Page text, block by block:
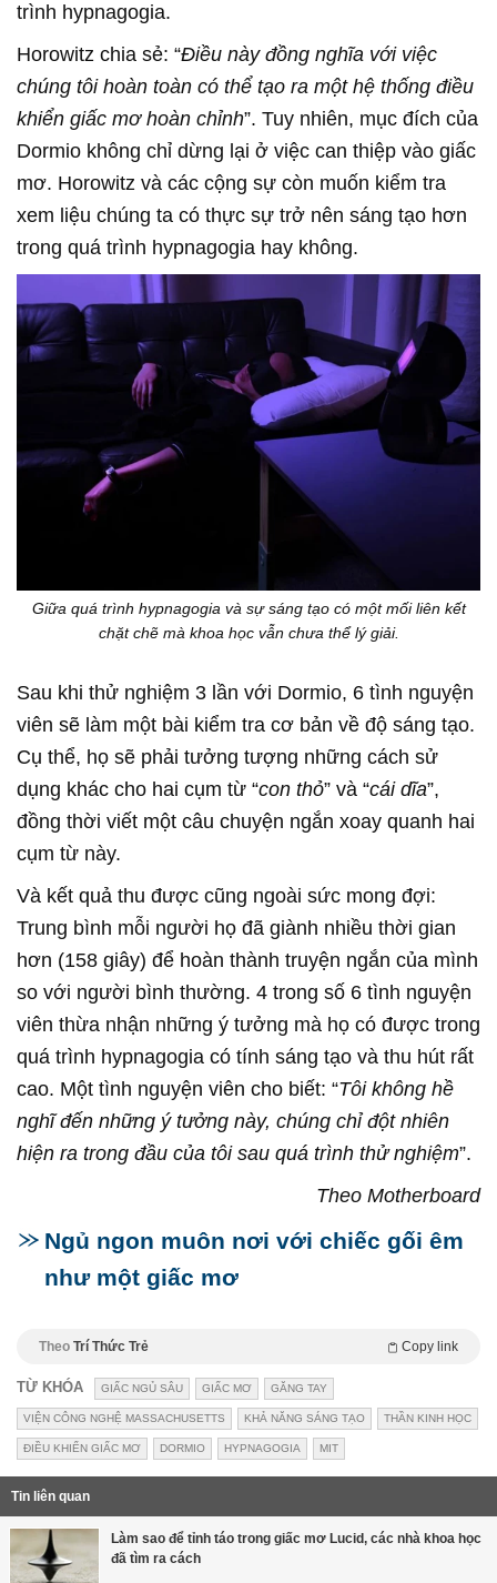
trình hypnagogia.
Horowitz chia sẻ: “Điều này đồng nghĩa với việc
chúng tôi hoàn toàn có thể tạo ra một hệ thống điều
khiển giấc mơ hoàn chỉnh”. Tuy nhiên, mục đích của
Dormio không chỉ dừng lại ở việc can thiệp vào giấc
mơ. Horowitz và các cộng sự còn muốn kiểm tra
xem liệu chúng ta có thực sự trở nên sáng tạo hơn
trong quá trình hypnagogia hay không.
Giữa quá trình hypnagogia và sự sáng tạo có một mối liên kết
chặt chẽ mà khoa học vẫn chưa thể lý giải.
Sau khi thử nghiệm 3 lần với Dormio, 6 tình nguyện
viên sẽ làm một bài kiểm tra cơ bản về độ sáng tạo.
Cụ thể, họ sẽ phải tưởng tượng những cách sử
dụng khác cho hai cụm từ “con thỏ” và “cái dĩa”,
đồng thời viết một câu chuyện ngắn xoay quanh hai
cụm từ này.
Và kết quả thu được cũng ngoài sức mong đợi:
Trung bình mỗi người họ đã giành nhiều thời gian
hơn (158 giây) để hoàn thành truyện ngắn của mình
so với người bình thường. 4 trong số 6 tình nguyện
viên thừa nhận những ý tưởng mà họ có được trong
quá trình hypnagogia có tính sáng tạo và thu hút rất
cao. Một tình nguyện viên cho biết: “Tôi không hề
nghĩ đến những ý tưởng này, chúng chỉ đột nhiên
hiện ra trong đầu của tôi sau quá trình thử nghiệm”.
Theo Motherboard
Ngủ ngon muôn nơi với chiếc gối êm
như một giấc mơ
Theo Trí Thức Trẻ Copy link
TỪ KHÓA GIẤC NGỦ SÂU GIẤC MƠ GĂNG TAY
VIỆN CÔNG NGHỆ MASSACHUSETTS KHẢ NĂNG SÁNG TẠO THẦN KINH HỌC
ĐIỀU KHIỂN GIẤC MƠ DORMIO HYPNAGOGIA MIT
Tin liên quan
Làm sao để tỉnh táo trong giấc mơ Lucid, các nhà khoa học
đã tìm ra cách